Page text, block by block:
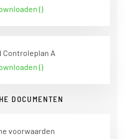
()
Controleplan A
()
DOCUMENTEN
voorwaarden